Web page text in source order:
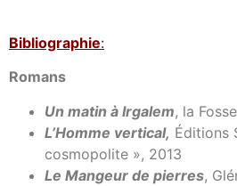
Bibliographie:
Romans
Un matin à Irgalem, la
L’Homme vertical, Éditions
cosmopolite », 2013
Le Mangeur de pierres,